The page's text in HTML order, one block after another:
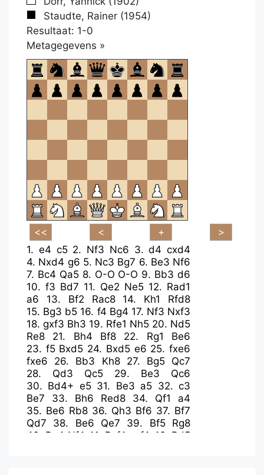
Staudte, Rainer (1954)
Resultaat: 1-0
Metagegevens »
om
te
openen.
1. e4 c5 2. Nf3 Nc6 3.d4 cxd4
4. Nxd4 g6 5. Nc3 Bg7 6. Be3 Nf6
7. Bc4 Qa5 8. O-O O-O 9. Bb3 d6
10. f3 Bd7 11. Qe2 Ne5 12. Rad1
a6
13. Bf2 Rac8 14. Kh1
Rfd8
15. Bg3 b5 16. f4 Bg4 17. Nf3 Nxf3
18. gxf3 Bh3 19. Rfe1 Nh5 20. Nd5
Re8
21. Bh4 Bf8 22. Rg1
Be6
23. f5 Bxd5 24. Bxd5 e6 25.fxe6
fxe6
26. Bb3 Kh8 27. Bg5
Qc7
28. Qd3 Qc5 29. Be3
Qc6
30. Bd4+ e5 31. Be3 a5 32.c3
Be7
33. Bh6 Red8 34. Qf1
a4
35. Be6 Rb8 36. Qh3 Bf6 37. Bf7
Qd7
38. Be6 Qe7 39. Bf5
Rg8
40. Bg4 Nf4 41. Bxf4 exf4 42. Rd5